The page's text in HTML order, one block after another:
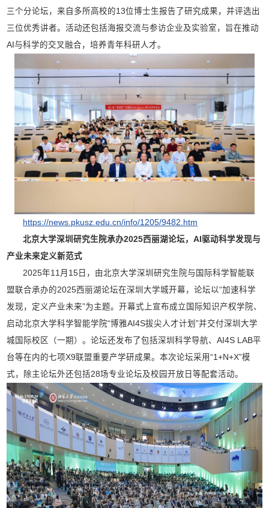
三个分论坛，来自多所高校的13位博士生报告了研究成果，并评选出
三位优秀讲者。活动还包括海报交流与参访企业及实验室，旨在推动
AI与科学的交叉融合，培养青年科研人才。
https://news.pkusz.edu.cn/info/1205/9482.htm
北京大学深圳研究生院承办2025西丽湖论坛，AI驱动科学发现与
产业未来定义新范式
2025年11月15日，由北京大学深圳研究生院与国际科学智能联
盟联合承办的2025西丽湖论坛在深圳大学城开幕，论坛以“加速科学
发现，定义产业未来”为主题。开幕式上宣布成立国际知识产权学院、
启动北京大学科学智能学院“博雅AI4S拔尖人才计划”并交付深圳大学
城国际校区（一期）。论坛还发布了包括深圳科学导航、AI4S LAB平
台等在内的七项X9联盟重要产学研成果。本次论坛采用“1+N+X”模
式，除主论坛外还包括28场专业论坛及校园开放日等配套活动。